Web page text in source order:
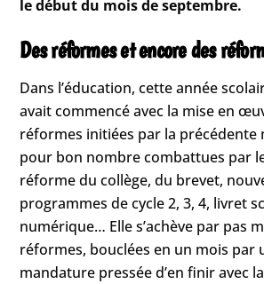
le début du mois de septembre.
Des réformes et encore des
Dans l’éducation, cette année
avait commencé avec la mise en
réformes initiées par la précédente
pour bon nombre combattues par
réforme du collège, du brevet,
programmes de cycle 2, 3, 4, livret
numérique… Elle s’achève par pas
réformes, bouclées en un mois par
mandature pressée d’en finir avec